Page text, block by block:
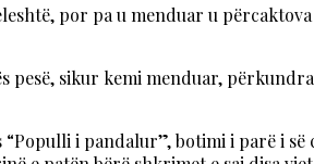
por pa u menduar u
sikur kemi menduar,
i pandalur”, botimi i parë i së